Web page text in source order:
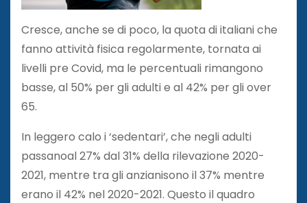
Cresce, anche se di poco, la quota di italiani che
fanno attività fisica regolarmente, tornata ai
livelli pre Covid, ma le percentuali rimangono
basse, al 50% per gli adulti e al 42% per gli over
65.
In leggero calo i ‘sedentari’, che negli adulti
passanoal 27% dal 31% della rilevazione 2020-
2021, mentre tra gli anzianisono il 37% mentre
erano il 42% nel 2020-2021. Questo il quadro